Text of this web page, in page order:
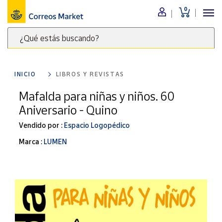
0
¿Qué estás buscando?
clave
para
buscar
productos
Correos
Menú
Nuestro
catálogo
Alimentación
Bebidas
Ocio y cultura
Juguetes y
Merchandising
y regalos
Tienda de
Correos
INICIO LIBROS Y REVISTAS
Mafalda para niñas y niños. 60
Aniversario - Quino
Vendido por : Espacio Logopédico
Marca : LUMEN